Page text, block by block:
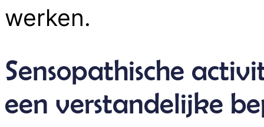
werken.
Sensopathische
een verstandelijke